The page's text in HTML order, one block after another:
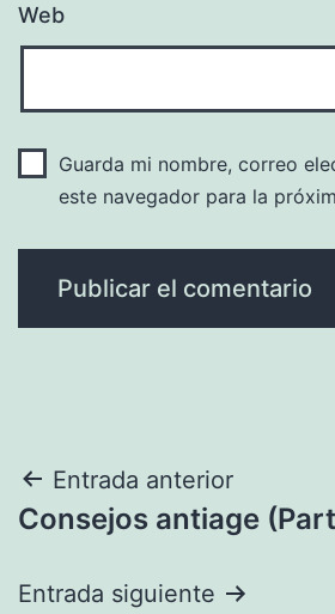
Web
Guarda mi nombre, correo
este navegador para la
Navegación
de
entradas
Entrada anterior
Consejos antiage
Entrada siguiente